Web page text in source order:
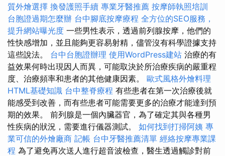
質外燴選擇 換發護照手續 專業牙醫推薦 按摩師執照培訓
台胞證過期怎麼辦 台中腳底按摩療程 全方位的SEO服務，
提升網站曝光度 一些男性表示，透過前列腺按摩，他們的
性快感增加，並且能夠更容易射精，儘管沒有科學證據支持
這些說法。 台中台胞證辦理 使用WordPress建站 治療的有
益效果何時出現因人而異，可能取決於所治療疾病的嚴重程
度、治療頻率和患者的其他健康因素。 歐式風格外燴料理
HTML基礎知識 台中整脊療程 有些患者在第一次治療後就
能感受到改善，而有些患者可能需要更多的治療才能達到預
期的效果。 前列腺是一個內臟器官，為了確定其與各種男
性疾病的狀況，需要進行儀器測試。 如何找到打掃阿姨 專
業可信的外燴廠商 記帳 台中牙醫推薦清單 經絡按摩專業課
程 為了避免再次送人進行超音波檢查，醫生透過觸診對前